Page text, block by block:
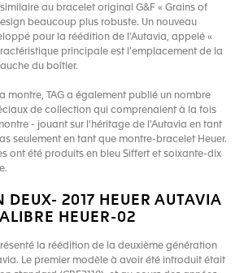
au bracelet original G&F « Grains of
beaucoup plus robuste. Un nouveau
pour la réédition de l'Autavia, appelé «
principale est l'emplacement de la
du boîtier.
montre, TAG a également publié un nombre
de collection qui comprenaient à la fois
- jouant sur l'héritage de l'Autavia en tant
seulement en tant que montre-bracelet Heuer.
ont été produits en bleu Siffert et soixante-dix
DEUX- 2017 HEUER AUTAVIA
HEUER-02
la réédition de la deuxième génération
Le premier modèle à avoir été introduit était